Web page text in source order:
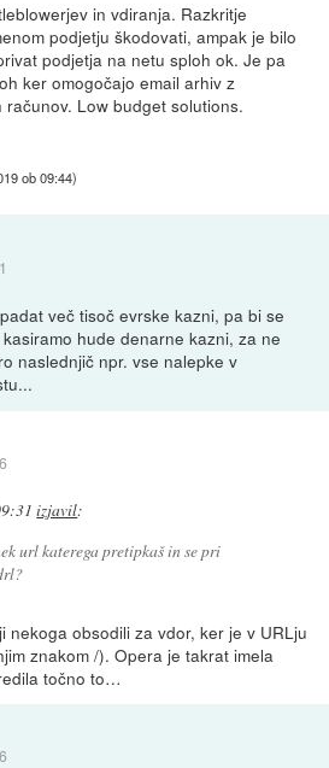
in vdiranja. Razkritje
podjetju škodovati, ampak je bilo
podjetja na netu sploh ok. Je pa
ker omogočajo email arhiv z
Low budget solutions.
ob 09:44)
več tisoč evrske kazni, pa bi se
hude denarne kazni, za ne
naslednjič npr. vse nalepke v
izjavil:
url katerega pretipkaš in se pri
nekoga obsodili za vdor, ker je v URLju
znakom /). Opera je takrat imela
točno to…